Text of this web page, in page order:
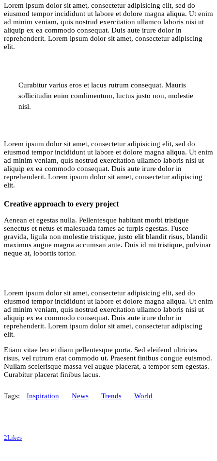
Lorem ipsum dolor sit amet, consectetur adipisicing elit, sed do
eiusmod tempor incididunt ut labore et dolore magna aliqua. Ut enim
ad minim veniam, quis nostrud exercitation ullamco laboris nisi ut
aliquip ex ea commodo consequat. Duis aute irure dolor in
reprehenderit. Lorem ipsum dolor sit amet, consectetur adipiscing
elit.
Curabitur varius eros et lacus rutrum consequat. Mauris
sollicitudin enim condimentum, luctus justo non, molestie
nisl.
Lorem ipsum dolor sit amet, consectetur adipisicing elit, sed do
eiusmod tempor incididunt ut labore et dolore magna aliqua. Ut enim
ad minim veniam, quis nostrud exercitation ullamco laboris nisi ut
aliquip ex ea commodo consequat. Duis aute irure dolor in
reprehenderit. Lorem ipsum dolor sit amet, consectetur adipiscing
elit.
Creative approach to every project
Aenean et egestas nulla. Pellentesque habitant morbi tristique
senectus et netus et malesuada fames ac turpis egestas. Fusce
gravida, ligula non molestie tristique, justo elit blandit risus, blandit
maximus augue magna accumsan ante. Duis id mi tristique, pulvinar
neque at, lobortis tortor.
kasd
gubergren,
no
sea
sanctus
est
labore
dolore.
By
Kevin
Smith
Lorem ipsum dolor sit amet, consectetur adipisicing elit, sed do
eiusmod tempor incididunt ut labore et dolore magna aliqua. Ut enim
ad minim veniam, quis nostrud exercitation ullamco laboris nisi ut
aliquip ex ea commodo consequat. Duis aute irure dolor in
reprehenderit. Lorem ipsum dolor sit amet, consectetur adipiscing
elit.
Etiam vitae leo et diam pellentesque porta. Sed eleifend ultricies
risus, vel rutrum erat commodo ut. Praesent finibus congue euismod.
Nullam scelerisque massa vel augue placerat, a tempor sem egestas.
Curabitur placerat finibus lacus.
Tags: Inspiration News Trends World
2Likes